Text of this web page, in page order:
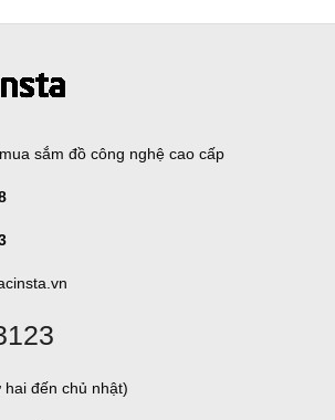
sắm đồ công nghệ cao cấp
đến chủ nhật)